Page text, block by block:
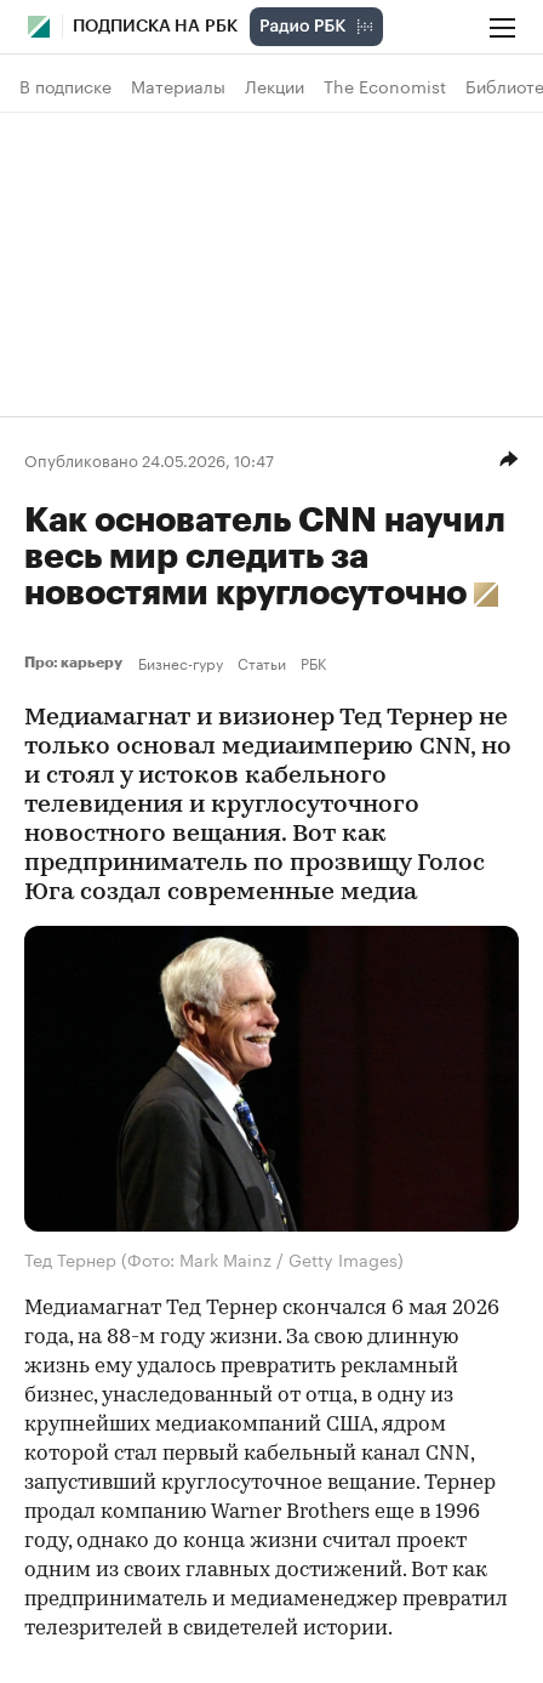
ПОДПИСКА НА РБК
В подписке Материалы Лекции The Economist
Опубликовано 24.05.2026, 10:47
Как основатель CNN научил
весь мир следить за
новостями круглосуточно
Про: карьеру Бизнес-гуру Статьи РБК
Медиамагнат и визионер Тед Тернер не
только основал медиаимперию CNN, но
и стоял у истоков кабельного
телевидения и круглосуточного
новостного вещания. Вот как
предприниматель по прозвищу Голос
Юга создал современные медиа
Тед Тернер (Фото: Mark Mainz / Getty Images)
Медиамагнат Тед Тернер скончался 6 мая 2026
года, на 88-м году жизни. За свою длинную
жизнь ему удалось превратить рекламный
бизнес, унаследованный от отца, в одну из
крупнейших медиакомпаний США, ядром
которой стал первый кабельный канал CNN,
запустивший круглосуточное вещание. Тернер
продал компанию Warner Brothers еще в 1996
году, однако до конца жизни считал проект
одним из своих главных достижений. Вот как
предприниматель и медиаменеджер превратил
телезрителей в свидетелей истории.